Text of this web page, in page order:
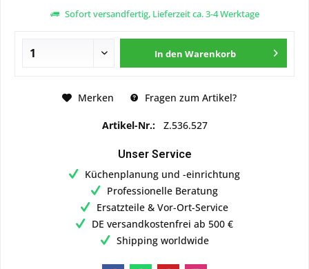
Sofort versandfertig, Lieferzeit ca. 3-4 Werktage
In den Warenkorb
Merken Fragen zum Artikel?
Artikel-Nr.: Z.536.527
Unser Service
Küchenplanung und -einrichtung
Professionelle Beratung
Ersatzteile & Vor-Ort-Service
DE versandkostenfrei ab 500 €
Shipping worldwide